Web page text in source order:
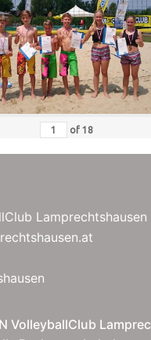
of 18
Lamprechtshausen
VolleyballClub